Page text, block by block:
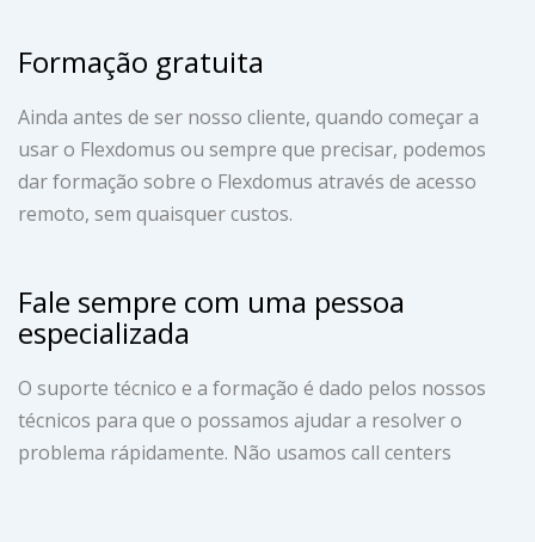
Formação gratuita
Ainda antes de ser nosso cliente, quando começar a
usar o Flexdomus ou sempre que precisar, podemos
dar formação sobre o Flexdomus através de acesso
remoto, sem quaisquer custos.
Fale sempre com uma pessoa
especializada
O suporte técnico e a formação é dado pelos nossos
técnicos para que o possamos ajudar a resolver o
problema rápidamente. Não usamos call centers